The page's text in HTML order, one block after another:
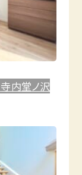
寺内堂ノ沢